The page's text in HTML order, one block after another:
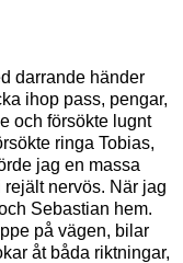
darrande händer
ihop pass, pengar,
och försökte lugnt
ringa Tobias,
jag en massa
nervös. När jag
Sebastian hem.
på vägen, bilar
åt båda riktningar,